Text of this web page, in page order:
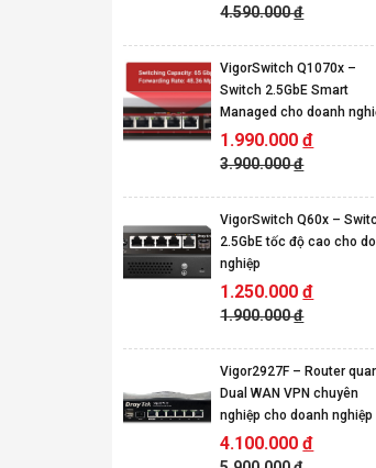
4.590.000đ
VigorSwitch Q1070x –
Switch 2.5GbE Smart
Managed cho doanh
1.990.000đ
3.900.000đ
VigorSwitch Q60x –
2.5GbE tốc độ cao cho
nghiệp
1.250.000đ
1.900.000đ
Vigor2927F – Router
Dual WAN VPN chuyên
nghiệp cho doanh nghiệp
4.100.000đ